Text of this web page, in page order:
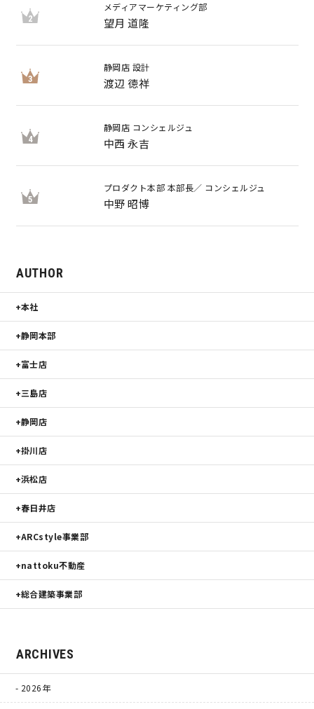
2
メディアマーケティング部
望月 道隆
3
静岡店 設計
渡辺 徳祥
4
静岡店 コンシェルジュ
中西 永吉
5
プロダクト本部 本部長／ コンシェルジュ
中野 昭博
AUTHOR
本社
静岡本部
富士店
三島店
静岡店
掛川店
浜松店
春日井店
ARCstyle事業部
nattoku不動産
総合建築事業部
ARCHIVES
2026年